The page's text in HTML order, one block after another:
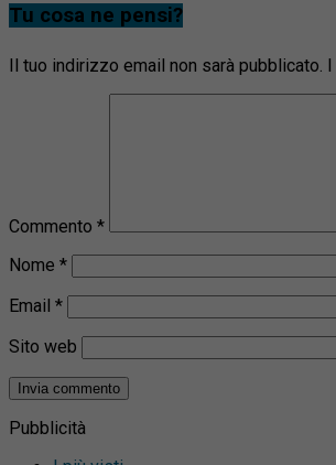
Tu cosa ne pensi?
Il tuo indirizzo email non sarà pubblicato.
Commento *
Nome *
Email *
Sito web
Pubblicità